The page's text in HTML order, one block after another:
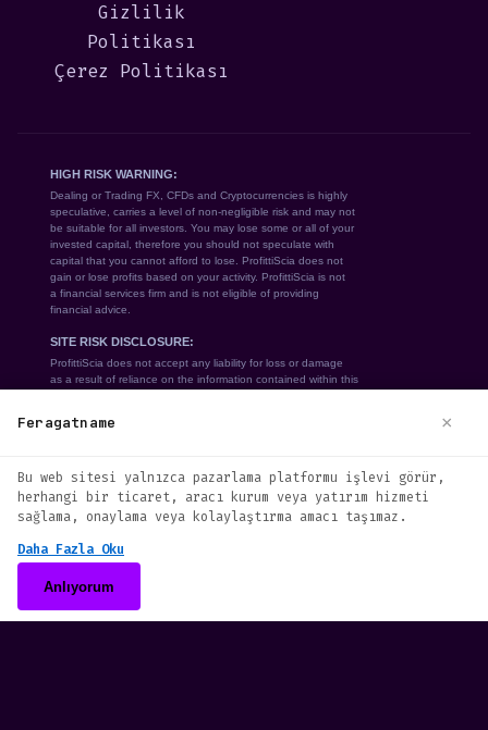
Gizlilik
Politikası
Çerez Politikası
We use cookies to enhance your browsing
website, you agree to our use of
cookies. See ourCookie Policyfor more
information.
Accept
Feragatname ×
Bu web sitesi yalnızca pazarlama platformu işlevi görür,
herhangi bir ticaret, aracı kurum veya yatırım hizmeti
sağlama, onaylama veya kolaylaştırma amacı taşımaz.
Daha Fazla Oku
Anlıyorum